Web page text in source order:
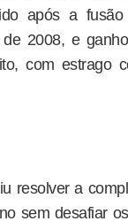
após a
2008, e
com estrago
resolver a
sem desafiar